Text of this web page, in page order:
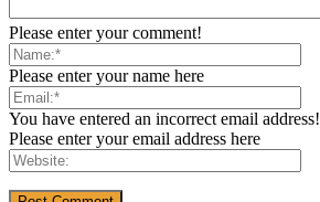
Please enter your comment!
Please enter your name here
You have entered an incorrect email address!
Please enter your email address here